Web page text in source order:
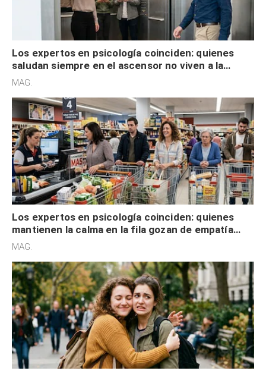
Los expertos en psicología coinciden: quienes
saludan siempre en el ascensor no viven a la
defensiva y tienen apertura social
MAG.
Los expertos en psicología coinciden: quienes
mantienen la calma en la fila gozan de empatía
cognitiva, gratitud y no solo tienen autocontrol
MAG.